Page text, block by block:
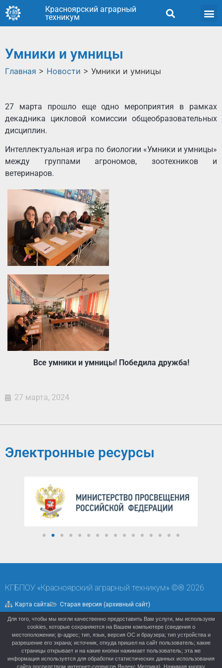
Красноярский аграрный
техникум
Умники и умницы
Главная > Новости > Умники и умницы
27 марта прошло еще одно мероприятия в рамках
декадника цикловой комиссии общеобразовательных
дисциплин.
Интеллектуальная игра по биологии «Умники и умницы»
между группами агрономов, зоотехников и
ветеринаров.
Все умники и умницы! Победила дружба!
27 марта, 2024
Электронные ресурсы
КГБПОУ «Красноярский аграрный техникум» ©® 2026
Карта сайта Старая версия (архивный сайт)
Политика конфиденциальности
Для того, чтобы мы могли качественно предоставить Вам услуги, мы используем
cookies, которые сохраняются на Вашем компьютере (сведения о
местоположении; ip-адрес; тип, язык, версия ОС и браузера; тип устройства и
разрешение его экрана; источник, откуда пришел на сайт пользователь; какие
страницы открывает и на какие кнопки нажимает пользователь; эта же
информация используется для обработки статистических данных использования
сайта посредством интернет-сервисов Яндекс.Метрика). Нажимая кнопку